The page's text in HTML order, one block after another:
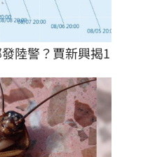
陸警？賈新興揭1